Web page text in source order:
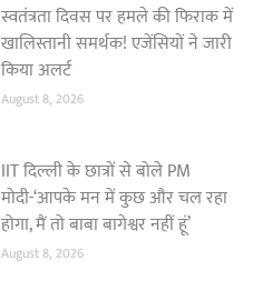
स्वतंत्रता दिवस पर हमले की फिराक में
खालिस्तानी समर्थक! एजेंसियों ने जारी
किया अलर्ट
August 8, 2026
IIT दिल्ली के छात्रों से बोले PM
मोदी-‘आपके मन में कुछ और चल रहा
होगा, मैं तो बाबा बागेश्वर नहीं हूं’
August 8, 2026